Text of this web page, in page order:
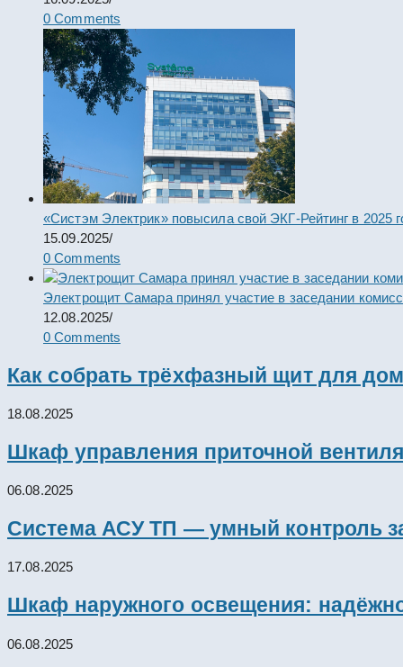
0 Comments
«Систэм Электрик» повысила свой ЭКГ-Рейтинг в 2025
15.09.2025/
0 Comments
Электрощит Самара принял участие в заседании
12.08.2025/
0 Comments
Как собрать трёхфазный щит для
18.08.2025
Шкаф управления приточной
06.08.2025
Система АСУ ТП — умный контроль
17.08.2025
Шкаф наружного освещения:
06.08.2025